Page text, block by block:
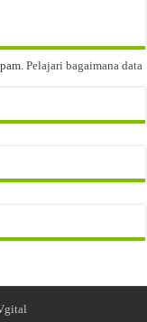
Pelajari bagaimana data